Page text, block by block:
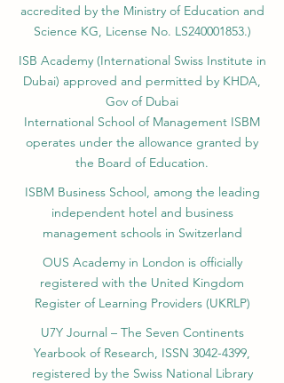
accredited by the Ministry of Education and
Science KG, License No. LS240001853.)
ISB Academy (International Swiss Institute in
Dubai) approved and permitted by KHDA,
Gov of Dubai
International School of Management ISBM
operates under the allowance granted by
the Board of Education.
ISBM Business School, among the leading
independent hotel and business
management schools in Switzerland
OUS Academy in London is officially
registered with the United Kingdom
Register of Learning Providers (UKRLP)
U7Y Journal – The Seven Continents
Yearbook of Research, ISSN 3042-4399,
registered by the Swiss National Library